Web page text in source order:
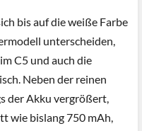
bis auf die weiße Farbe
unterscheiden,
C5 und auch die
Neben der reinen
der Akku vergrößert,
wie bislang 750 mAh,